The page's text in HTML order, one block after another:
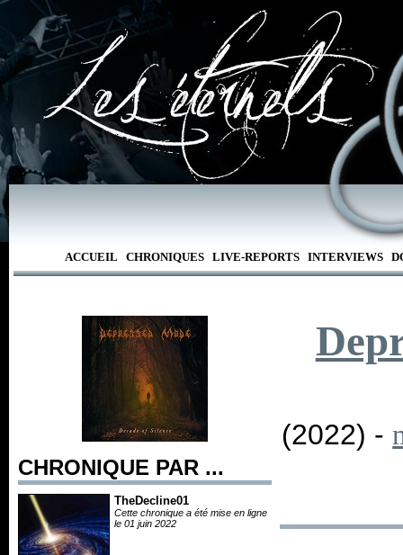
ACCUEIL CHRONIQUES LIVE-REPORTS INTERVIEWS
CHRONIQUE PAR ...
TheDecline01
Cette chronique a été mise en ligne
le 01 juin 2022
(2022) -